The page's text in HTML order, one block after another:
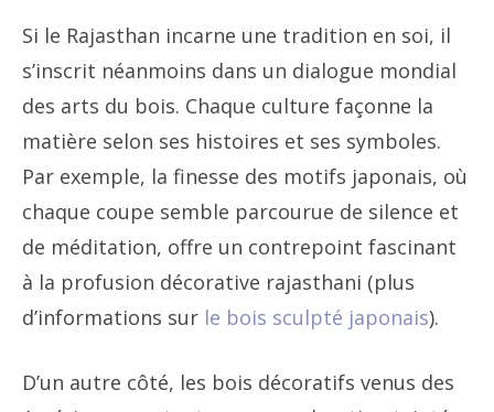
Si le Rajasthan incarne une tradition en soi, il
s’inscrit néanmoins dans un dialogue mondial
des arts du bois. Chaque culture façonne la
matière selon ses histoires et ses symboles.
Par exemple, la finesse des motifs japonais, où
chaque coupe semble parcourue de silence et
de méditation, offre un contrepoint fascinant
à la profusion décorative rajasthani (plus
d’informations sur le bois sculpté japonais).
D’un autre côté, les bois décoratifs venus des